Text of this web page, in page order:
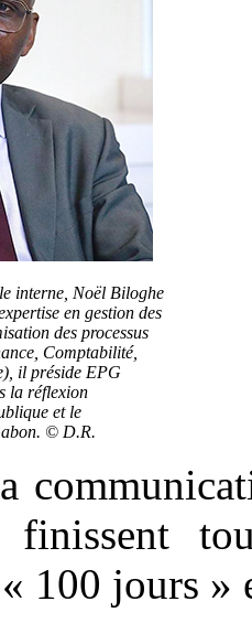
interne, Noël Biloghe
en gestion des
des processus
Comptabilité,
il préside EPG
la réflexion
et le
© D.R.
finissent
100 jours »